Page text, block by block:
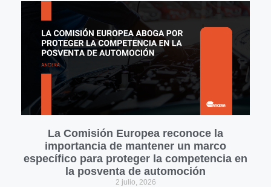
La Comisión Europea reconoce la
importancia de mantener un marco
específico para proteger la competencia en
la posventa de automoción
2 julio, 2026